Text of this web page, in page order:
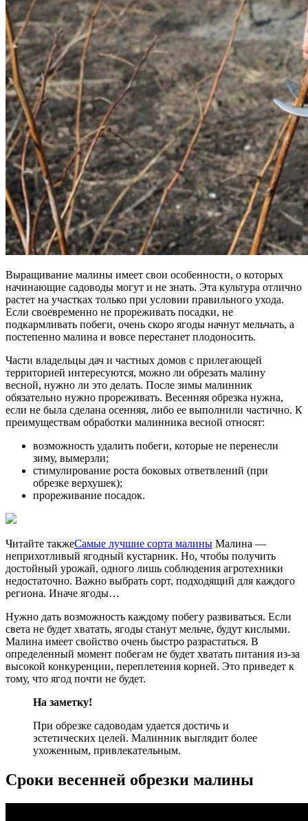
Выращивание малины имеет свои особенности, о которых
начинающие садоводы могут и не знать. Эта культура отлично
растет на участках только при условии правильного ухода.
Если своевременно не прореживать посадки, не
подкармливать побеги, очень скоро ягоды начнут мельчать, а
постепенно малина и вовсе перестанет плодоносить.
Части владельцы дач и частных домов с прилегающей
территорией интересуются, можно ли обрезать малину
весной, нужно ли это делать. После зимы малинник
обязательно нужно прореживать. Весенняя обрезка нужна,
если не была сделана осенняя, либо ее выполнили частично. К
преимуществам обработки малинника весной относят:
возможность удалить побеги, которые не перенесли
зиму, вымерзли;
стимулирование роста боковых ответвлений (при
обрезке верхушек);
прореживание посадок.
Читайте такжеСамые лучшие сорта малины Малина —
неприхотливый ягодный кустарник. Но, чтобы получить
достойный урожай, одного лишь соблюдения агротехники
недостаточно. Важно выбрать сорт, подходящий для каждого
региона. Иначе ягоды…
Нужно дать возможность каждому побегу развиваться. Если
света не будет хватать, ягоды станут мельче, будут кислыми.
Малина имеет свойство очень быстро разрастаться. В
определенный момент побегам не будет хватать питания из-за
высокой конкуренции, переплетения корней. Это приведет к
тому, что ягод почти не будет.
На заметку!
При обрезке садоводам удается достичь и
эстетических целей. Малинник выглядит более
ухоженным, привлекательным.
Сроки весенней обрезки малины